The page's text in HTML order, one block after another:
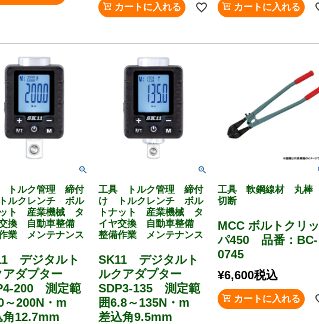
カートに入れる カートに入れる
トルク管理 締付
ルクレンチ ボル
ット 産業機械 タ
換 自動車整備
業 メンテナンス
デジタルト
アダプター
200 測定範
～200N・m
角12.7mm
工具 トルク管理 締付
け トルクレンチ ボル
トナット 産業機械 タ
イヤ交換 自動車整備
整備作業 メンテナンス
SK11 デジタルト
ルクアダプター
SDP3-135 測定範
囲6.8～135N・m
差込角9.5mm
工具 軟鋼線材 丸棒
切断
MCC ボルトクリッ
パ450 品番：BC-
0745
¥6,600税込
カートに入れる